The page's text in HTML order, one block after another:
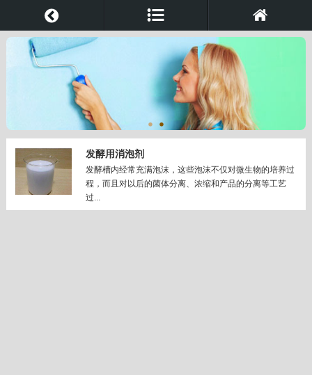
发酵用消泡剂
发酵槽内经常充满泡沫，这些泡沫不仅对微生物的培养过
程，而且对以后的菌体分离、浓缩和产品的分离等工艺
过...